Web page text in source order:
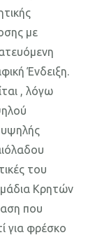
με
Ένδειξη.
, λόγω
υψηλής
του
Κρητών
που
για φρέσκο